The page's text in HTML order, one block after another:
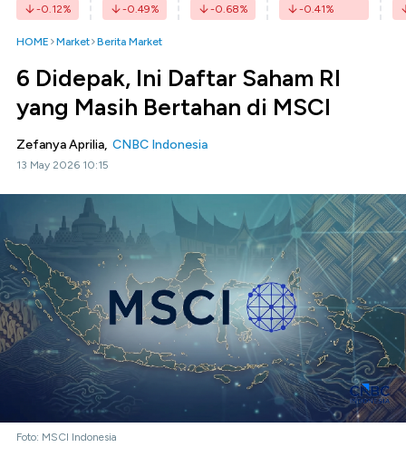
-0.12% -0.49% -0.68% -0.41%
HOME Market Berita Market
6 Didepak, Ini Daftar Saham RI
yang Masih Bertahan di MSCI
Zefanya Aprilia, CNBC Indonesia
13 May 2026 10:15
Foto: MSCI Indonesia